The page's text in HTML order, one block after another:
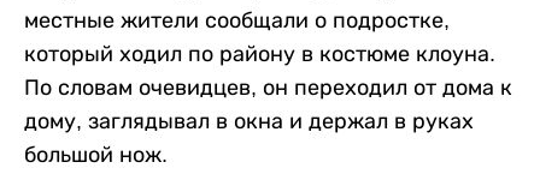
местные жители сообщали о подростке,
который ходил по району в костюме клоуна.
По словам очевидцев, он переходил от дома к
дому, заглядывал в окна и держал в руках
большой нож.